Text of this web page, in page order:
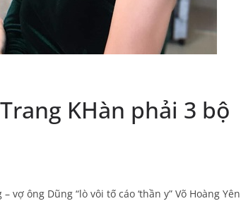
KHàn phải 3 bộ
ông Dũng “lò vôi tố cáo ‘thần y” Võ Hoàng Yên